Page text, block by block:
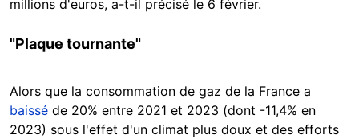
millions d'euros, a-t-il précisé le 6 février.
"Plaque tournante"
Alors que la consommation de gaz de la France a
baissé de 20% entre 2021 et 2023 (dont -11,4% en
2023) sous l'effet d'un climat plus doux et des efforts